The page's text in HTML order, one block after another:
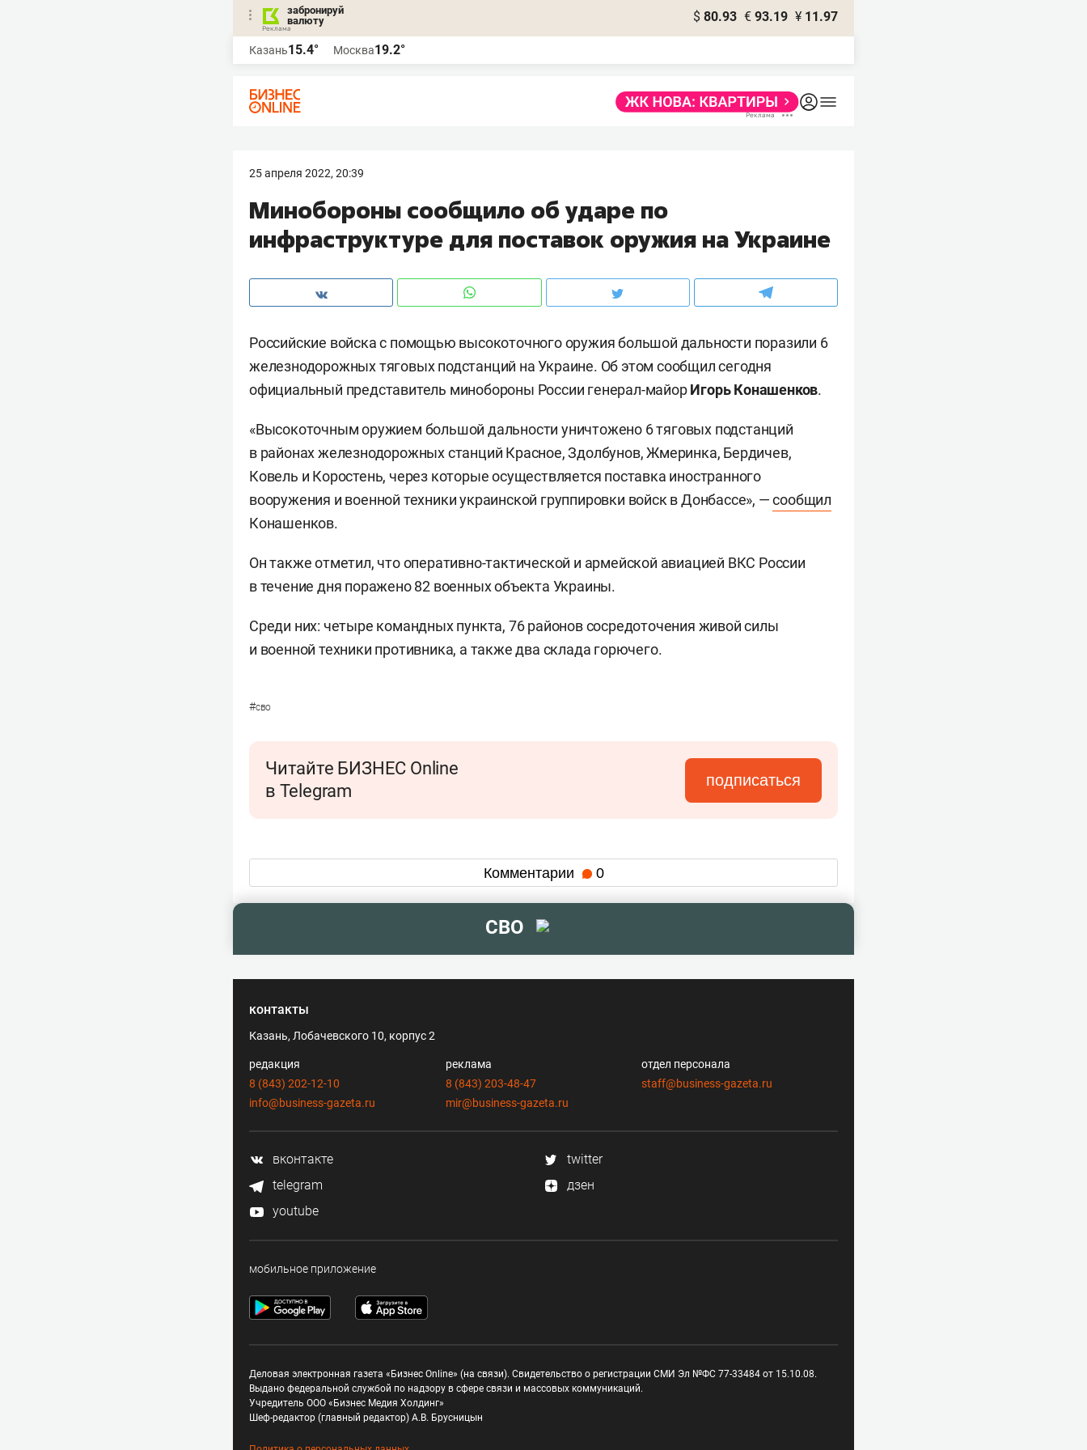
забронируй
валюту
$ 80.93 € 93.19 ¥ 11.97
Казань15.4° Москва19.2°
25 апреля 2022, 20:39
Минобороны сообщило об ударе по
инфраструктуре для поставок оружия на Украине
Российские войска с помощью высокоточного оружия большой дальности поразили 6
железнодорожных тяговых подстанций на Украине. Об этом сообщил сегодня
официальный представитель минобороны России генерал-майорИгорь Конашенков.
«Высокоточным оружием большой дальности уничтожено 6 тяговых подстанций
в районах железнодорожных станций Красное, Здолбунов, Жмеринка, Бердичев,
Ковель и Коростень, через которые осуществляется поставка иностранного
вооружения и военной техники украинской группировки войск в Донбассе», —сообщил
Конашенков.
Он также отметил, что оперативно-тактической и армейской авиацией ВКС России
в течение дня поражено 82 военных объекта Украины.
Среди них: четыре командных пункта, 76 районов сосредоточения живой силы
и военной техники противника, а также два склада горючего.
#сво
Читайте БИЗНЕС Online
в Telegram
подписаться
Комментарии 0
СВО
контакты
Казань, Лобачевского 10, корпус 2
редакция
8 (843) 202-12-10
info@business-gazeta.ru
реклама
8 (843) 203-48-47
mir@business-gazeta.ru
отдел персонала
staff@business-gazeta.ru
вконтакте
twitter
telegram
дзен
youtube
мобильное приложение
Деловая электронная газета «Бизнес Online» (на связи). Свидетельство о регистрации СМИ Эл №ФС 77-33484 от 15.10.08.
Выдано федеральной службой по надзору в сфере связи и массовых коммуникаций.
Учредитель ООО «Бизнес Медия Холдинг»
Шеф-редактор (главный редактор) А.В. Брусницын